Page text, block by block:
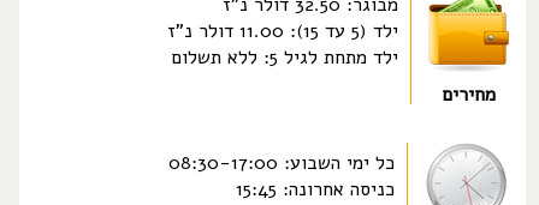
מחירים
ילד (5 עד 15): 11.00 דולר נ"ז
ילד מתחת לגיל 5: ללא תשלום
כל ימי השבוע: 08:30-17:00
כניסה אחרונה: 15:45